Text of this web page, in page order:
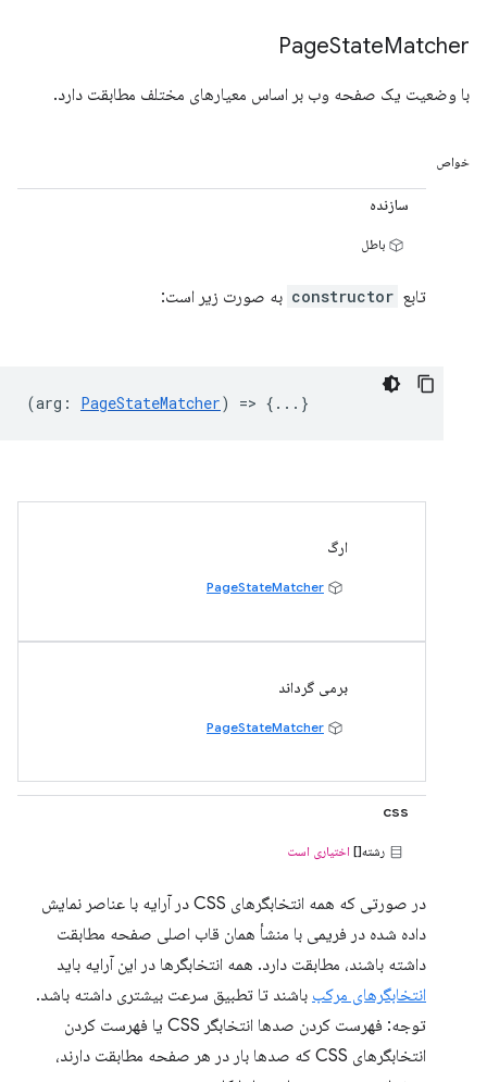
PageStateMatcher
با وضعیت یک صفحه وب بر اساس معیارهای مختلف مطابقت دارد.
خواص
سازنده
باطل
تابع constructor به صورت زیر است:
(arg : PageStateMatcher) => {...}
ارگ
PageStateMatcher
برمی گرداند
PageStateMatcher
css
رشته[] اختیاری است
در صورتی که همه انتخابگرهای CSS در آرایه با عناصر نمایش
داده شده در فریمی با منشأ همان قاب اصلی صفحه مطابقت
داشته باشند، مطابقت دارد. همه انتخابگرها در این آرایه باید
انتخابگرهای مرکب باشند تا تطبیق سرعت بیشتری داشته باشد.
توجه: فهرست کردن صدها انتخابگر CSS یا فهرست کردن
انتخابگرهای CSS که صدها بار در هر صفحه مطابقت دارند،